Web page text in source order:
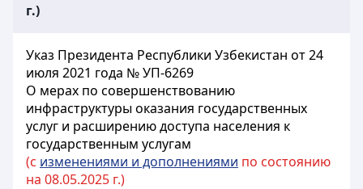
г.)
Указ Президента Республики Узбекистан от 24
июля 2021 года № УП-6269
О мерах по совершенствованию
инфраструктуры оказания государственных
услуг и расширению доступа населения к
государственным услугам
(с изменениями и дополнениями по состоянию
на 08.05.2025 г.)